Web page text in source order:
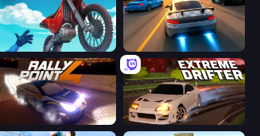
Airborne Motocross Asphalt Rush
Rally Point 4 Extreme Drifter